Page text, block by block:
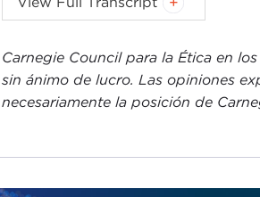
we are either talking about open-
here.
The first one is the idea that AI
options we can explore in this space.
Carnegie Council para la Ética en
sin ánimo de lucro. Las opiniones
necesariamente la posición de